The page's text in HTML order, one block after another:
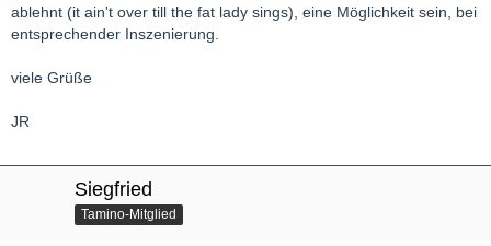
ablehnt (it ain't over till the fat lady sings), eine Möglichkeit sein, bei
entsprechender Inszenierung.
viele Grüße
JR
Siegfried
Tamino-Mitglied